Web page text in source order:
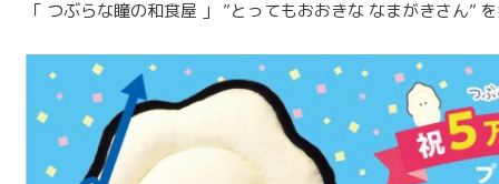
「 つぶらな瞳の和食屋 」 ”とってもおおきな なまがきさん”